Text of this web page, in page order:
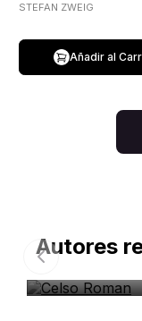
STEFAN ZWEIG
Añadir al
Autores